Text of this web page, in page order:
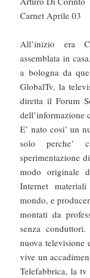
Carnet Aprile 03
All’inizio era
assemblata in
a bologna da
GlobalTv, la
diretta il Forum
dell’informazione
E’ nato cosi’ un
solo perche’
sperimentazione
modo originale
Internet
mondo, e
montati da
senza
nuova televisione
vive un
Telefabbrica, la tv